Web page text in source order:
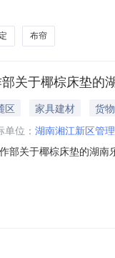
会报价起止时间：-二
布帘
关于椰棕床垫的
区 家具建材
货物
单位： 湖南湘江新区管
部关于椰棕床垫的湖
止时间：-二、采购单